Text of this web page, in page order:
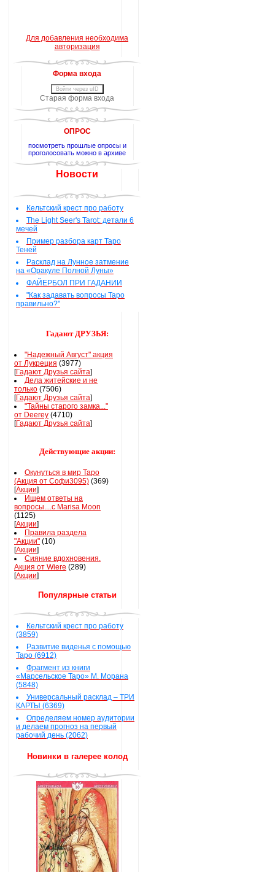
Для добавления необходима
авторизация
Форма входа
Войти через uID
Старая форма входа
ОПРОС
посмотреть прошлые опросы и
проголосовать можно в архиве
Новости
Кельтский крест про работу
The Light Seer's Tarot: детали 6
мечей
Пример разбора карт Таро
Теней
Расклад на Лунное затмение
на «Оракуле Полной Луны»
ФАЙЕРБОЛ ПРИ ГАДАНИИ
"Как задавать вопросы Таро
правильно?"
Гадают ДРУЗЬЯ:
"Надежный Август" акция
от Лукреция (3977)
[Гадают Друзья сайта]
Дела житейские и не
только (7506)
[Гадают Друзья сайта]
"Тайны старого замка..."
от Deerey (4710)
[Гадают Друзья сайта]
Действующие акции:
Окунуться в мир Таро
(Акция от Софи3095) (369)
[Акции]
Ищем ответы на
вопросы....с Marisa Moon
(1125)
[Акции]
Правила раздела
"Акции" (10)
[Акции]
Сияние вдохновения.
Акция от Wiere (289)
[Акции]
Популярные статьи
Кельтский крест про работу
(3859)
Развитие виденья с помощью
Таро (6912)
Фрагмент из книги
«Марсельское Таро» М. Морана
(5848)
Универсальный расклад – ТРИ
КАРТЫ (6369)
Определяем номер аудитории
и делаем прогноз на первый
рабочий день (2062)
Новинки в галерее колод